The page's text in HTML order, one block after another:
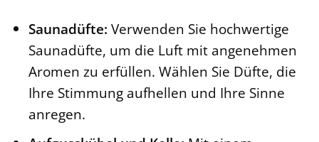
Saunadüfte: Verwenden Sie hochwertige
Saunadüfte, um die Luft mit angenehmen
Aromen zu erfüllen. Wählen Sie Düfte, die
Ihre Stimmung aufhellen und Ihre Sinne
anregen.